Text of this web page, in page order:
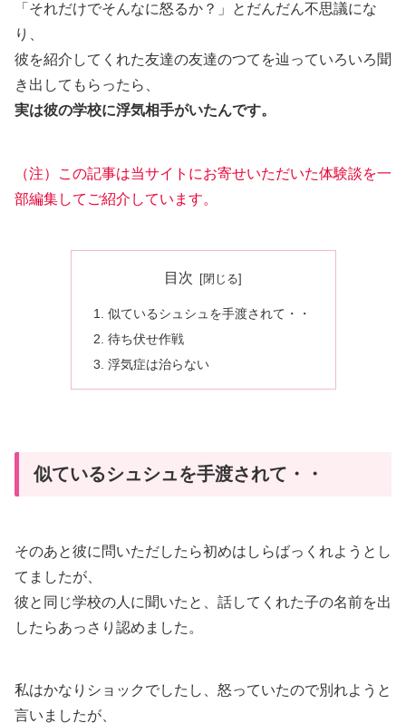
「それだけでそんなに怒るか？」とだんだん不思議にな
り、
彼を紹介してくれた友達の友達のつてを辿っていろいろ聞
き出してもらったら、
実は彼の学校に浮気相手がいたんです。
（注）この記事は当サイトにお寄せいただいた体験談を一
部編集してご紹介しています。
目次
似ているシュシュを手渡されて・・
待ち伏せ作戦
浮気症は治らない
似ているシュシュを手渡されて・・
そのあと彼に問いただしたら初めはしらばっくれようとし
てましたが、
彼と同じ学校の人に聞いたと、話してくれた子の名前を出
したらあっさり認めました。
私はかなりショックでしたし、怒っていたので別れようと
言いましたが、